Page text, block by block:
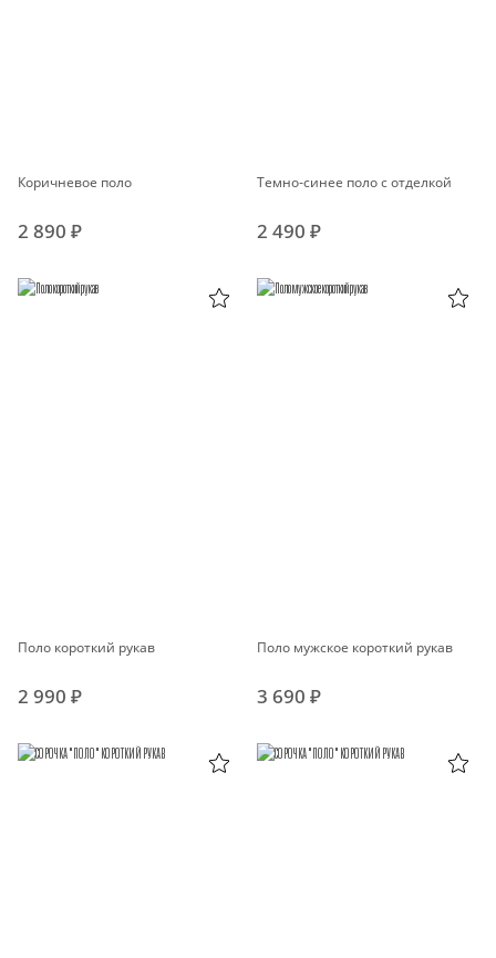
Коричневое поло
2 890 ₽
Темно-синее поло с отделкой
2 490 ₽
Поло короткий рукав
2 990 ₽
Поло мужское короткий рукав
3 690 ₽